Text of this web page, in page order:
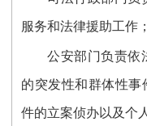
服务和法律援助工作；
公安部门负责依
的突发性和群体性事
件的立案侦办以及个